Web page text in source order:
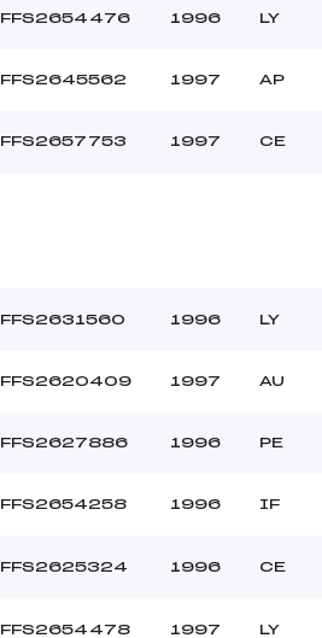
FFS2654476 1996 LY
FFS2645562 1997 AP
FFS2657753 1997 CE
FFS2631560 1996 LY
FFS2620409 1997 AU
FFS2627886 1996 PE
FFS2654258 1996 IF
FFS2625324 1996 CE
FFS2654478 1997 LY